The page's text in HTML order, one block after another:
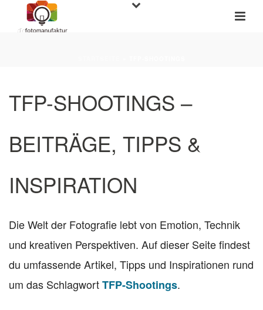
TFP-SHOOTINGS –
BEITRÄGE, TIPPS &
INSPIRATION
Die Welt der Fotografie lebt von Emotion, Technik
und kreativen Perspektiven. Auf dieser Seite findest
du umfassende Artikel, Tipps und Inspirationen rund
um das SchlagwortTFP-Shootings.